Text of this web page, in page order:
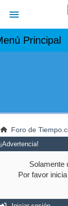
Principal
Foro de
¡Advertencia!
Solamente
Por favor